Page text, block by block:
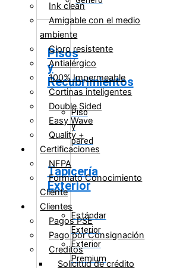
Pisos
y
Recubrimientos
Piso
y
pared
Tapicería
Exterior
Estándar
Exterior
Exterior
Premium
Ink clean
Amigable con el medio
ambiente
Cloro resistente
Antialérgico
100% Impermeable
Cortinas inteligentes
Double Sided
Easy Wave
Quality +
Certificaciones
NFPA
Formato Conocimiento
Cliente
Clientes
Pagos PSE
Pago por Consignación
Creditos
Solicitud de crédito